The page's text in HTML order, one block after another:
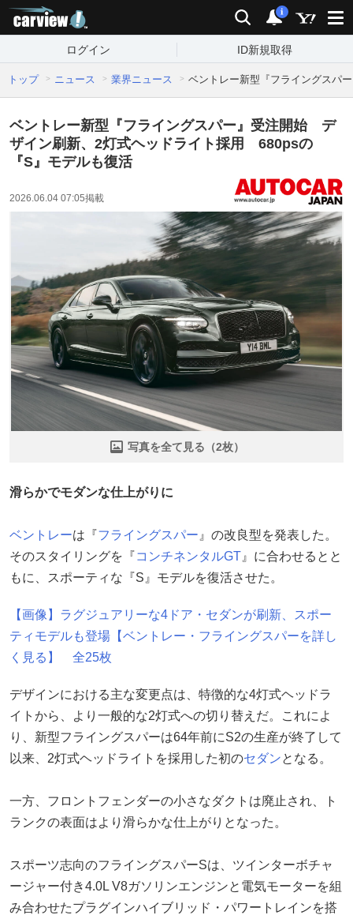
検索 通知
i
ログイン ID新規取得
トップ ニュース 業界ニュース ベントレー新型『フライングスパ
ベントレー新型『フライングスパー』受注開始 デ
ザイン刷新、2灯式ヘッドライト採用 680psの
『S』モデルも復活
2026.06.04 07:05掲載
写真を全て見る（2枚）
滑らかでモダンな仕上がりに
ベントレーは『フライングスパー 』の改良型を発表した。
そのスタイリングを『コンチネンタルGT 』に合わせるとと
もに、スポーティな『S』モデルを復活させた。
【画像】ラグジュアリーな4ドア・セダンが刷新、スポー
ティモデルも登場【ベントレー・フライングスパーを詳し
く見る】 全25枚
デザインにおける主な変更点は、特徴的な4灯式ヘッドラ
イトから、より一般的な2灯式への切り替えだ。これによ
り、新型フライングスパーは64年前にS2の生産が終了して
以来、2灯式ヘッドライトを採用した初のセダンとなる。
一方、フロントフェンダーの小さなダクトは廃止され、ト
ランクの表面はより滑らかな仕上がりとなった。
スポーツ志向のフライングスパーSは、ツインターボチャ
ージャー付き4.0L V8ガソリンエンジンと電気モーターを組
み合わせたプラグインハイブリッド・パワートレインを搭